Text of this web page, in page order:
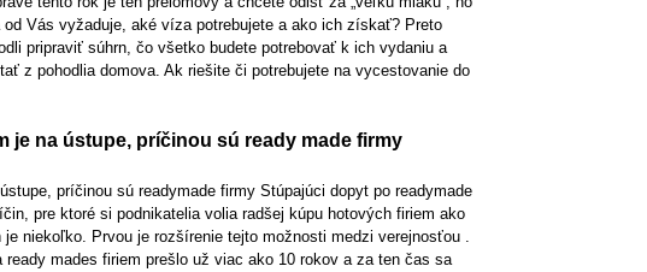
Vás vyžaduje, aké víza potrebujete a ako ich získať? Preto
pripraviť súhrn, čo všetko budete potrebovať k ich vydaniu a
z pohodlia domova. Ak riešite či potrebujete na vycestovanie do
je na ústupe, príčinou sú ready made firmy
príčinou sú readymade firmy Stúpajúci dopyt po readymade
pre ktoré si podnikatelia volia radšej kúpu hotových firiem ako
niekoľko. Prvou je rozšírenie tejto možnosti medzi verejnosťou .
ready mades firiem prešlo už viac ako 10 rokov a za ten čas sa